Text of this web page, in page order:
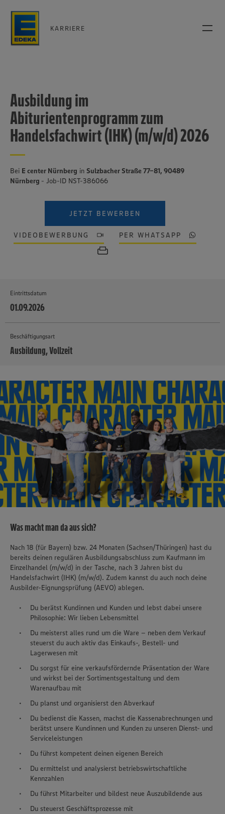
KARRIERE
Ausbildung im
Abiturientenprogramm zum
Handelsfachwirt (IHK) (m/w/d) 2026
Bei E center Nürnberg in Sulzbacher Straße 77-81, 90489
Nürnberg - Job-ID NST-386066
JETZT BEWERBEN
VIDEOBEWERBUNG PER WHATSAPP
Eintrittsdatum
01.09.2026
Beschäftigungsart
Ausbildung, Vollzeit
Was macht man da aus sich?
Nach 18 (für Bayern) bzw. 24 Monaten (Sachsen/Thüringen) hast du
bereits deinen regulären Ausbildungsabschluss zum Kaufmann im
Einzelhandel (m/w/d) in der Tasche, nach 3 Jahren bist du
Handelsfachwirt (IHK) (m/w/d). Zudem kannst du auch noch deine
Ausbilder-Eignungsprüfung (AEVO) ablegen.
Du berätst Kundinnen und Kunden und lebst dabei unsere
Philosophie: Wir lieben Lebensmittel
Du meisterst alles rund um die Ware – neben dem Verkauf
steuerst du auch aktiv das Einkaufs-, Bestell- und
Lagerwesen mit
Du sorgst für eine verkaufsfördernde Präsentation der Ware
und wirkst bei der Sortimentsgestaltung und dem
Warenaufbau mit
Du planst und organisierst den Abverkauf
Du bedienst die Kassen, machst die Kassenabrechnungen und
berätst unsere Kundinnen und Kunden zu unseren Dienst- und
Serviceleistungen
Du führst kompetent deinen eigenen Bereich
Du ermittelst und analysierst betriebswirtschaftliche
Kennzahlen
Du führst Mitarbeiter und bildest neue Auszubildende aus
Du steuerst Geschäftsprozesse mit